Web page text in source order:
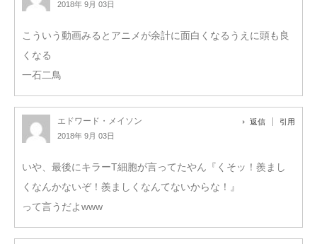
2018年 9月 03日
こういう動画みるとアニメが余計に面白くなるうえに頭も良
くなる
一石二鳥
エドワード・メイソン
2018年 9月 03日
返信 引用
いや、最後にキラーT細胞が言ってたやん『くそッ！羨まし
くなんかないぞ！羨ましくなんてないからな！』
って言うだよwww